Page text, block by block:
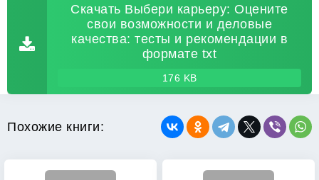
Скачать Выбери карьеру: Оцените
свои возможности и деловые
качества: тесты и рекомендации в
формате txt
176 KB
Похожие книги: